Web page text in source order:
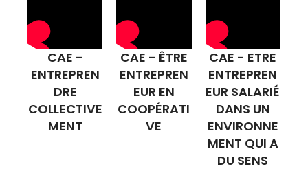
CAE -
ENTREPREN
DRE
COLLECTIVE
MENT
CAE - ÊTRE
ENTREPREN
EUR EN
COOPÉRATI
VE
CAE - ETRE
ENTREPREN
EUR SALARIÉ
DANS UN
ENVIRONNE
MENT QUI A
DU SENS